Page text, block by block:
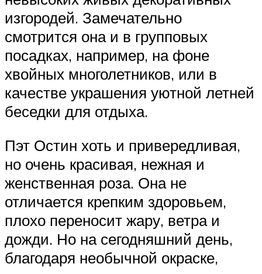
изгородей. Замечательно
смотрится она и в групповых
посадках, например, на фоне
хвойных многолетников, или в
качестве украшения уютной летней
беседки для отдыха.
Пэт Остин хоть и привередливая,
но очень красивая, нежная и
женственная роза. Она не
отличается крепким здоровьем,
плохо переносит жару, ветра и
дожди. Но на сегодняшний день,
благодаря необычной окраске,